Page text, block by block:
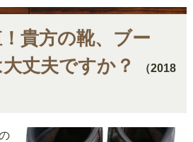
貴方の靴、ブー
丈夫ですか？
（2018